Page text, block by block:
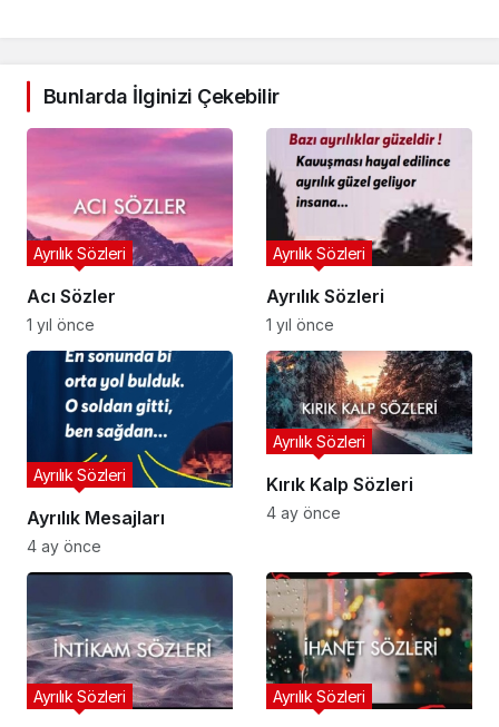
Bunlarda İlginizi Çekebilir
Acı Sözler
Ayrılık Sözleri
1 yıl önce
Ayrılık Sözleri
Ayrılık Sözleri
1 yıl önce
Ayrılık Mesajları
Ayrılık Sözleri
4 ay önce
Kırık Kalp Sözleri
Ayrılık Sözleri
4 ay önce
Ayrılık Sözleri Ayrılık Sözleri